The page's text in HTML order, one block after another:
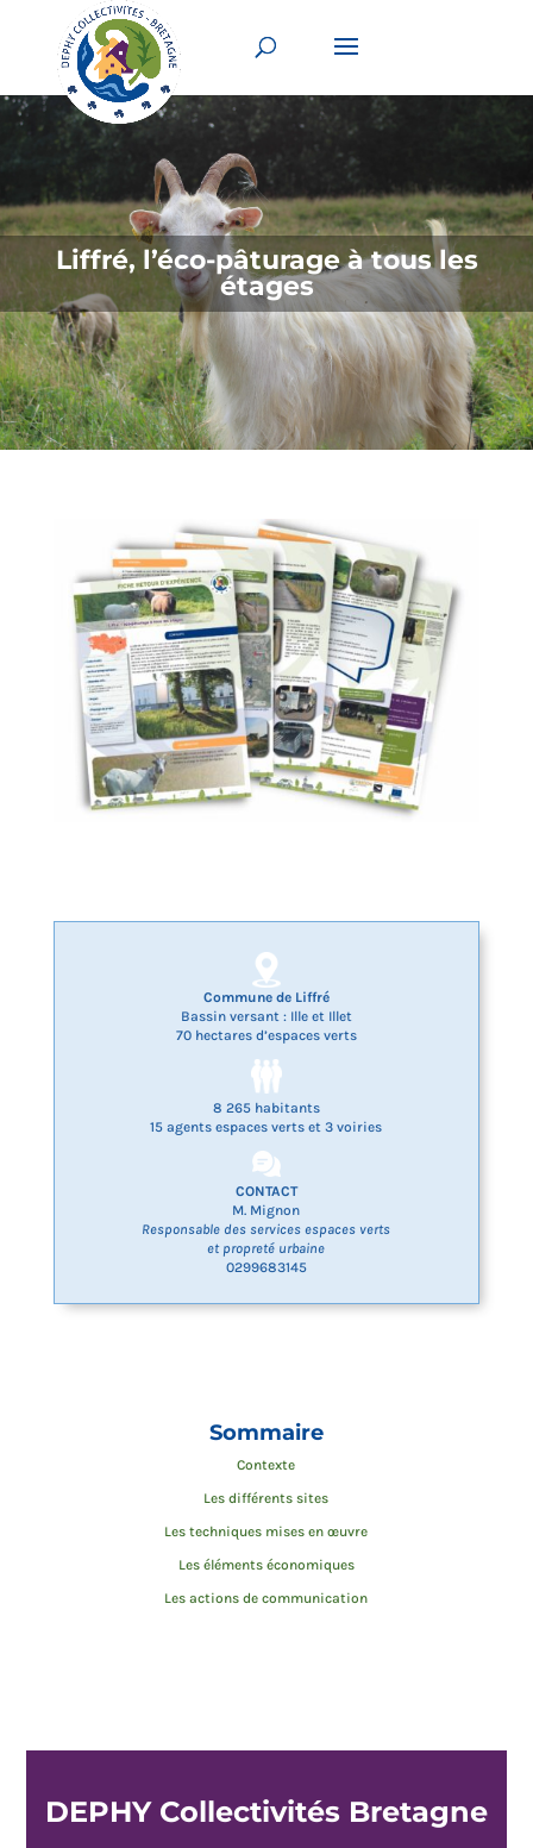
Liffré, l’éco-pâturage à tous les
étages
Commune de Liffré
Bassin versant : Ille et Illet
70 hectares d’espaces verts
8 265 habitants
15 agents espaces verts et 3 voiries
CONTACT
M. Mignon
Responsable des services espaces verts
et propreté urbaine
0299683145
Sommaire
Contexte
Les différents sites
Les techniques mises en œuvre
Les éléments économiques
Les actions de communication
DEPHY Collectivités Bretagne